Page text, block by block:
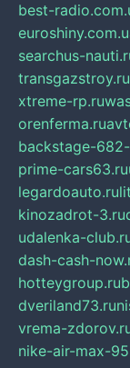
best-
searchus-
transgazstroy.ru
xtreme-rp.ru
orenferma.ru
backstage-
prime-cars63.ru
legardoauto.ru
kinozadrot-3.ru
udalenka-
dash-cash-
hotteygroup.ru
dveriland73.ru
vrema-
nike-air-max-